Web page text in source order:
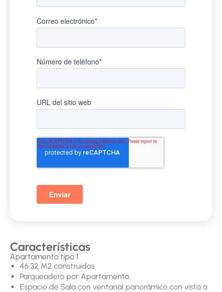
Características
Apartamento tipo 1
46.32 M2 construidos
Parqueadero por Apartamento.
Espacio de Sala con ventanal panorámico con vista a